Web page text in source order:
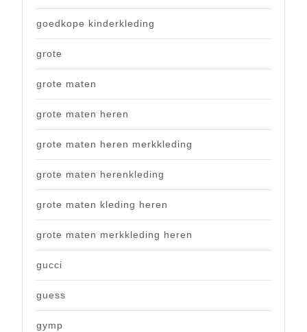
goedkope kinderkleding
grote
grote maten
grote maten heren
grote maten heren merkkleding
grote maten herenkleding
grote maten kleding heren
grote maten merkkleding heren
gucci
guess
gymp